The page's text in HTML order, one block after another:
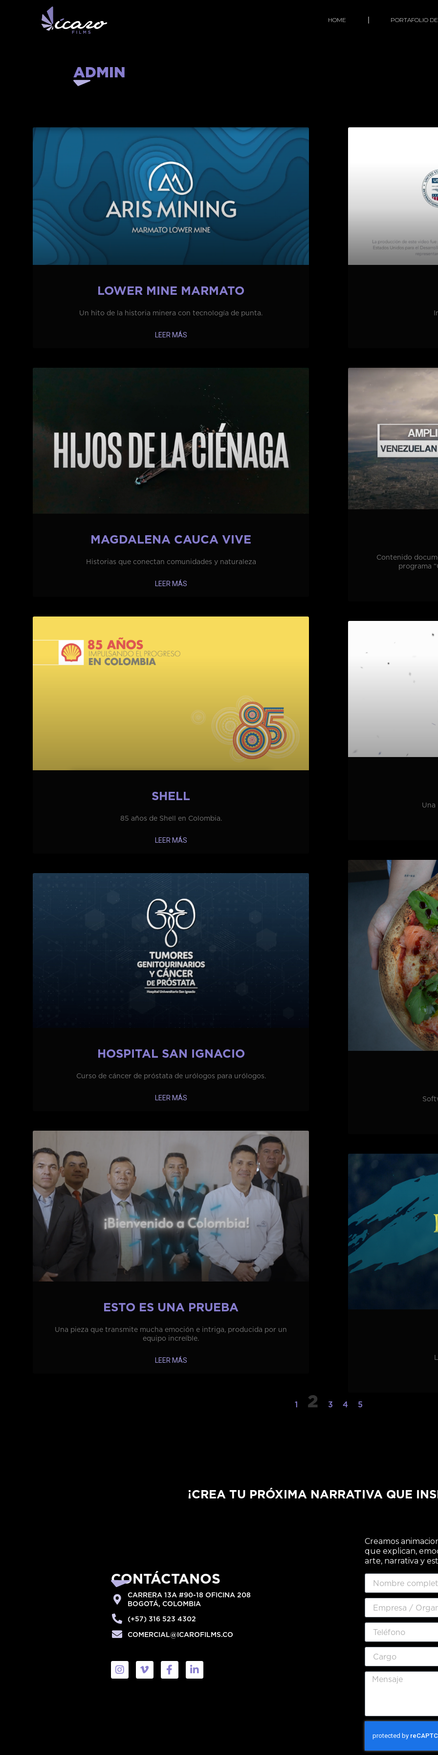
HOME PORTAFOLIO
ADMIN
LOWER MINE MARMATO
Un hito de la historia minera con tecnología de punta.
LEER MÁS
MAGDALENA CAUCA VIVE
Historias que conectan comunidades y naturaleza
LEER MÁS
Contenido
programa
SHELL
85 años de Shell en Colombia.
LEER MÁS
Una
HOSPITAL SAN IGNACIO
Curso de cáncer de próstata de urólogos para urólogos.
LEER MÁS
ESTO ES UNA PRUEBA
Una pieza que transmite mucha emoción e intriga, producida por un
equipo increíble.
LEER MÁS
1 2 3 4 5
¡CREA TU PRÓXIMA NARRATIVA QUE
CONTÁCTANOS
CARRERA 13A #90-18 OFICINA 208
BOGOTÁ, COLOMBIA
(+57) 316 523 4302
COMERCIAL@ICAROFILMS.CO
Creamos
que explican,
arte, narrativa y